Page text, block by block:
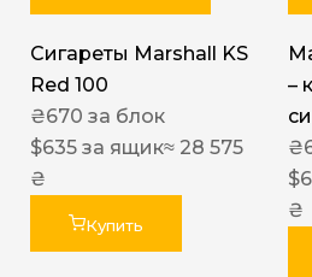
Сигареты Marshall KS
Red 100
₴670 за блок
$635 за ящик≈ 28 575
₴
Купить
–
₴
$
₴